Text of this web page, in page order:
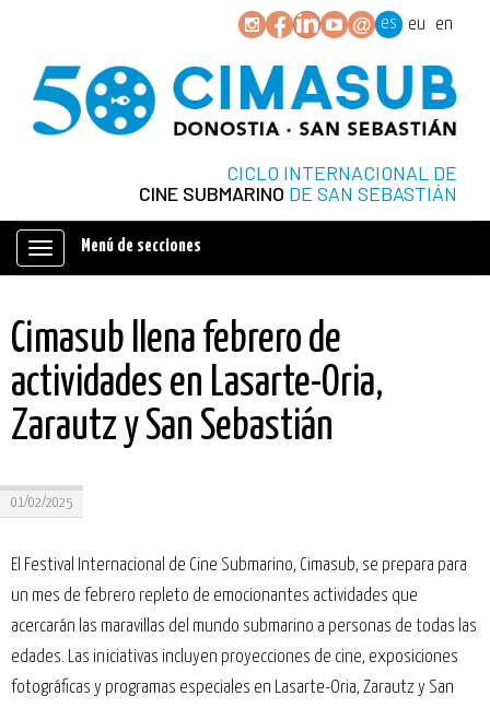
es eu en
CICLO INTERNACIONAL DE
CINE SUBMARINO DE SAN SEBASTIÁN
Mostrar/ocultar
Menú de secciones
Cimasub llena febrero de
actividades en Lasarte-Oria,
Zarautz y San Sebastián
01/02/2025
El Festival Internacional de Cine Submarino, Cimasub, se prepara para
un mes de febrero repleto de emocionantes actividades que
acercarán las maravillas del mundo submarino a personas de todas las
edades. Las iniciativas incluyen proyecciones de cine, exposiciones
fotográficas y programas especiales en Lasarte-Oria, Zarautz y San